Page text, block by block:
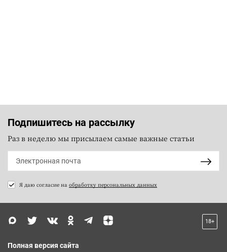
Подпишитесь на рассылку
Раз в неделю мы присылаем самые важные статьи
Я даю согласие на обработку персональных данных
18+
Полная версия сайта